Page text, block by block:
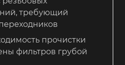
требующий
прочистки
фильтров грубой